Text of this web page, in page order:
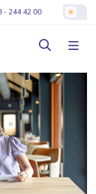
- 244 42 00